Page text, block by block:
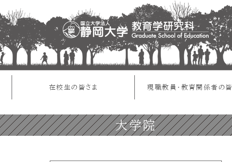
在校生の皆さま 現職教員・教育関係者の皆
大学院